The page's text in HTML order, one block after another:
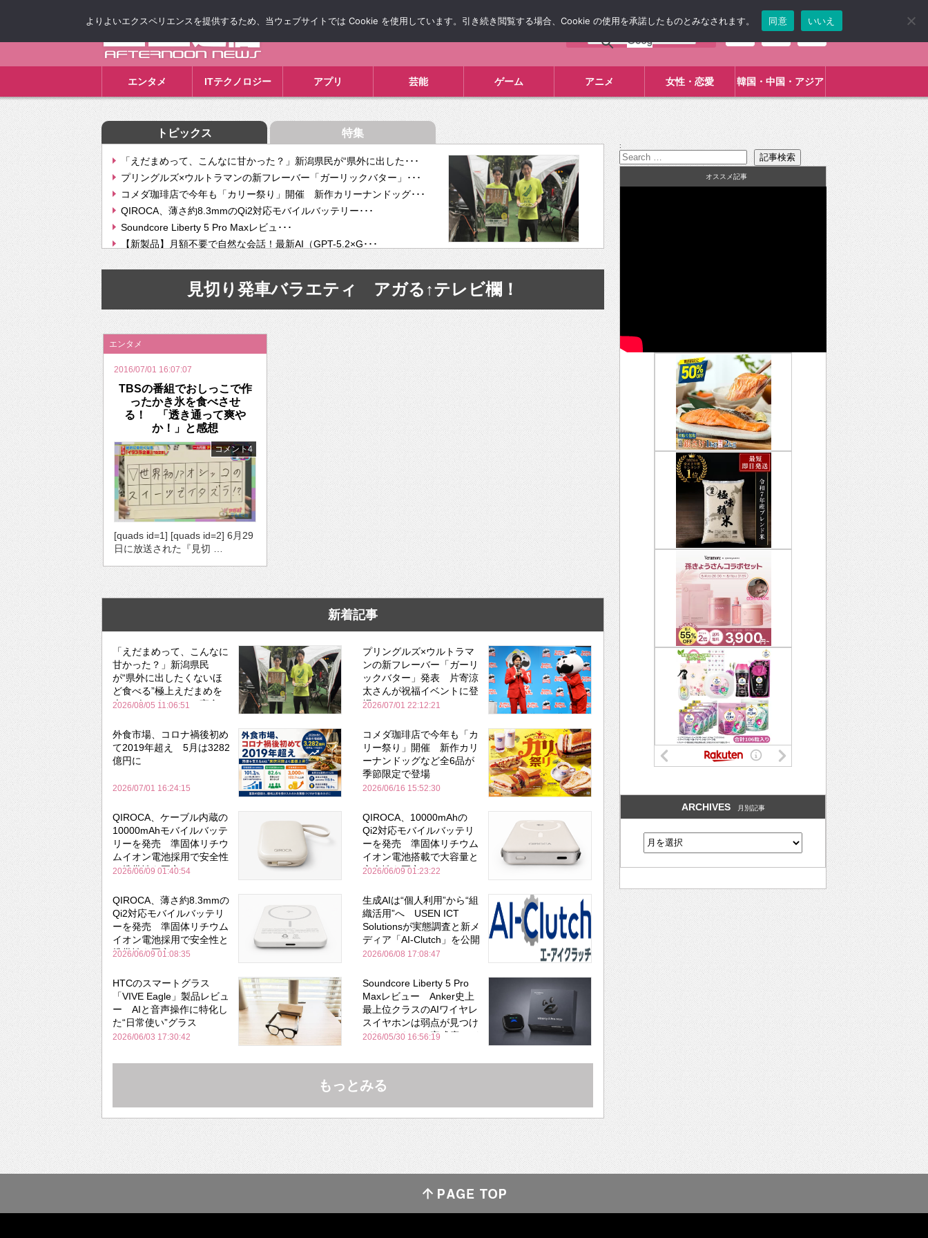
エンタメ ITテクノロジー アプリ 芸能 ゲーム アニメ 女性・恋愛 韓国・中国・アジア
トピックス 特集
「えだまめって、こんなに甘かった？」新潟県民が“県外に出した･･･
プリングルズ×ウルトラマンの新フレーバー「ガーリックバター」･･･
コメダ珈琲店で今年も「カリー祭り」開催 新作カリーナンドッグ･･･
QIROCA、薄さ約8.3mmのQi2対応モバイルバッテリー･･･
Soundcore Liberty 5 Pro Maxレビュ･･･
【新製品】月額不要で自然な会話！最新AI（GPT-5.2×G･･･
【次世代の没入感と生産性】VITURE Luma Ultra･･･
挫折率8割の壁をAIで突破。ジャストシステム、”自分が今話し･･･
2026年のバレンタインは「自分で作って、想いを渡す」 TE･･･
見切り発車バラエティ アガる↑テレビ欄！
エンタメ
2016/07/01 16:07:07
TBSの番組でおしっこで作
ったかき氷を食べさせ
る！ 「透き通って爽や
か！」と感想
コメント4
[quads id=1] [quads id=2] 6月29
日に放送された『見切 …
新着記事
「えだまめって、こんなに
甘かった？」新潟県民
が“県外に出したくないほ
ど食べる”極上えだまめを
森のビアガーデンで実食
2026/08/05 11:06:51
プリングルズ×ウルトラマ
ンの新フレーバー「ガーリ
ックバター」発表 片寄涼
太さんが祝福イベントに登
場
2026/07/01 22:12:21
外食市場、コロナ禍後初め
て2019年超え 5月は3282
億円に
2026/07/01 16:24:15
コメダ珈琲店で今年も「カ
リー祭り」開催 新作カリ
ーナンドッグなど全6品が
季節限定で登場
2026/06/16 15:52:30
QIROCA、ケーブル内蔵の
10000mAhモバイルバッテ
リーを発売 準固体リチウ
ムイオン電池採用で安全性
と携帯性を両立
2026/06/09 01:40:54
QIROCA、10000mAhの
Qi2対応モバイルバッテリ
ーを発売 準固体リチウム
イオン電池搭載で大容量と
安全性を両立
2026/06/09 01:23:22
QIROCA、薄さ約8.3mmの
Qi2対応モバイルバッテリ
ーを発売 準固体リチウム
イオン電池採用で安全性と
携帯性を両立
2026/06/09 01:08:35
生成AIは“個人利用”から“組
織活用”へ USEN ICT
Solutionsが実態調査と新メ
ディア「AI-Clutch」を公開
2026/06/08 17:08:47
HTCのスマートグラス
「VIVE Eagle」製品レビュ
ー AIと音声操作に特化し
た“日常使い”グラス
2026/06/03 17:30:42
Soundcore Liberty 5 Pro
Maxレビュー Anker史上
最上位クラスのAIワイヤレ
スイヤホンは弱点が見つけ
づらいくらいの完成度にび
Bose並み
2026/05/30 16:56:19
もっとみる
:
オススメ記事
ARCHIVES 月別記事
よりよいエクスペリエンスを提供するため、当ウェブサイトでは Cookie を使用しています。引き続き閲覧する場合、Cookie の使用を承諾したものとみなされます。 同意 いいえ